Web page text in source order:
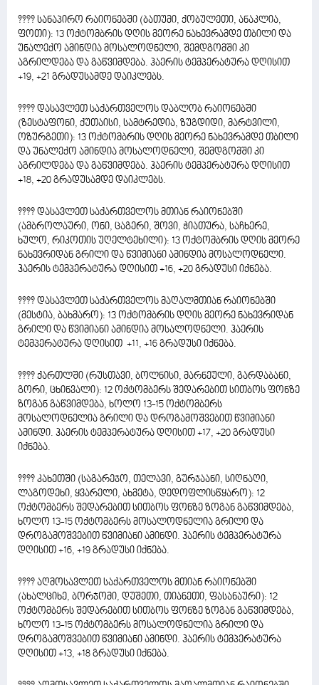
???? სანაპირო რაიონებში (ბათუმი, ქობულეთი, ანაკლია,
ფოთი): 13 ოქტომბრის დღის მეორე ნახევრამდე თბილი და
უნალექო ამინდია მოსალოდნელი, შემდგომში კი
აგრილდება და გაწვიმდება. ჰაერის ტემპერატურა დღისით
+19, +21 გრადუსამდე დაიკლებს.
???? დასავლეთ საქართველოს დაბლობ რაიონებში
(ზესტაფონი, ქუთაისი, სამტრედია, ზუგდიდი, მარტვილი,
ოზურგეთი): 13 ოქტომბრის დღის მეორე ნახევრამდე თბილი
და უნალექო ამინდია მოსალოდნელი, შემდგომში კი
აგრილდება და გაწვიმდება. ჰაერის ტემპერატურა დღისით
+18, +20 გრადუსამდე დაიკლებს.
???? დასავლეთ საქართველოს მთიან რაიონებში
(ამბროლაური, ონი, ცაგერი, შოვი, ჭიათურა, საჩხერე,
ხულო, რიკოთის უღელტეხილი): 13 ოქტომბრის დღის მეორე
ნახევრიდან გრილი და წვიმიანი ამინდია მოსალოდნელი.
ჰაერის ტემპერატურა დღისით +16, +20 გრადუსი იქნება.
???? დასავლეთ საქართველოს მაღალმთიან რაიონებში
(მესტია, ბახმარო): 13 ოქტომბრის დღის მეორე ნახევრიდან
გრილი და წვიმიანი ამინდია მოსალოდნელი. ჰაერის
ტემპერატურა დღისით +11, +16 გრადუსი იქნება.
???? ქართლში (რუსთავი, ბოლნისი, მარნეული, გარდაბანი,
გორი, ცხინვალი): 12 ოქტომბერს შედარებით სითბოს ფონზე
ზოგან გაწვიმდება, ხოლო 13-15 ოქტომბერს
მოსალოდნელია გრილი და დროგამოშვებით წვიმიანი
ამინდი. ჰაერის ტემპერატურა დღისით +17, +20 გრადუსი
იქნება.
???? კახეთში (საგარეჯო, თელავი, გურჯაანი, სიღნაღი,
ლაგოდეხი, ყვარელი, ახმეტა, დედოფლისწყარო): 12
ოქტომბერს შედარებით სითბოს ფონზე ზოგან გაწვიმდება,
ხოლო 13-15 ოქტომბერს მოსალოდნელია გრილი და
დროგამოშვებით წვიმიანი ამინდი. ჰაერის ტემპერატურა
დღისით +16, +19 გრადუსი იქნება.
???? აღმოსავლეთ საქართველოს მთიან რაიონებში
(ახალციხე, ბორჯომი, დუშეთი, თიანეთი, ფასანაური): 12
ოქტომბერს შედარებით სითბოს ფონზე ზოგან გაწვიმდება,
ხოლო 13-15 ოქტომბერს მოსალოდნელია გრილი და
დროგამოშვებით წვიმიანი ამინდი. ჰაერის ტემპერატურა
დღისით +13, +18 გრადუსი იქნება.